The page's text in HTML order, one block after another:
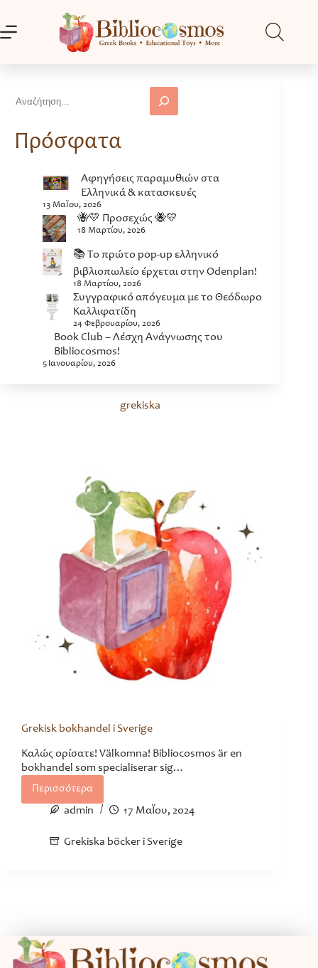
περιεχόμενο
grekiska
Grekisk bokhandel i Sverige
Καλώς ορίσατε! Välkomna! Bibliocosmos är en
bokhandel som specialiserar sig…
Περισσότερα
Grekisk
bokhandel
admin 17 Μαΐου, 2024
Grekiska böcker i Sverige
Πρόσφατα
Αφηγήσεις παραμυθιών στα
Ελληνικά & κατασκευές
13 Μαΐου, 2026
🐝💛 Προσεχώς 🐝💛
18 Μαρτίου, 2026
📚 Το πρώτο pop-up ελληνικό
βιβλιοπωλείο έρχεται στην Odenplan!
18 Μαρτίου, 2026
Συγγραφικό απόγευμα με το Θεόδωρο
Καλλιφατίδη
24 Φεβρουαρίου, 2026
Book Club – Λέσχη Ανάγνωσης του
Bibliocosmos!
5 Ιανουαρίου, 2026